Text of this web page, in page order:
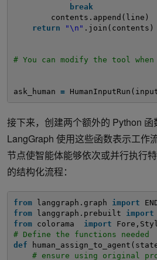
break
return
"\n" .join(contents)
# You can modify the tool
ask_human =
接下来，创建两个额外的 Python 函
LangGraph 使用这些函数表示工作
节点使智能体能够依次或并行执行
的结构化流程：
from langgraph.graph import
from
langgraph.prebuilt import
from
colorama import
# Define the functions needed
def
# ensure using original